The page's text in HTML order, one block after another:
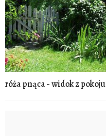
róża pnąca - widok z pokoju